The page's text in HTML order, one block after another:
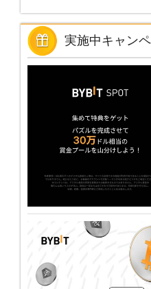
実施中キャン